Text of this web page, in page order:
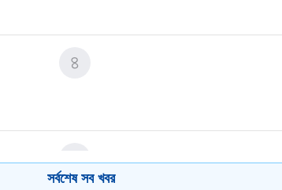
৪
৫
সর্বশেষ সব খবর